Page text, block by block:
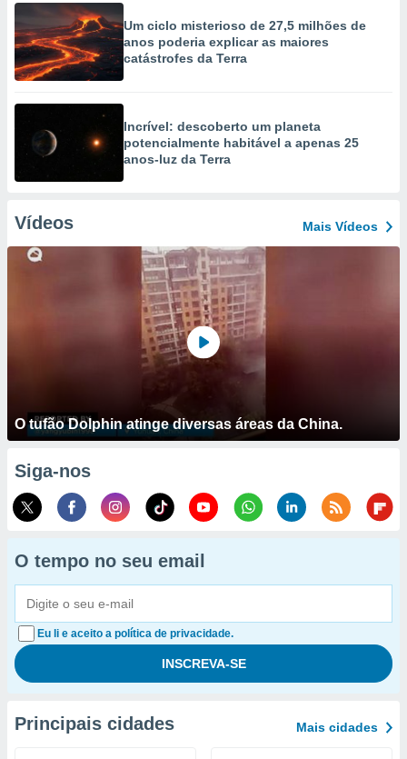
Um ciclo misterioso de 27,5 milhões de
anos poderia explicar as maiores
catástrofes da Terra
Incrível: descoberto um planeta
potencialmente habitável a apenas 25
anos-luz da Terra
Vídeos Mais Vídeos
O tufão Dolphin atinge diversas áreas da China.
Siga-nos
O tempo no seu email
Eu li e aceito a política de privacidade.
Principais cidades Mais cidades